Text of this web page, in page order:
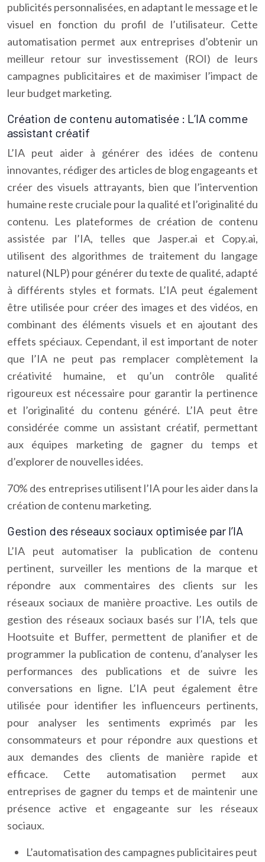
publicités personnalisées, en adaptant le message et le
visuel en fonction du profil de l’utilisateur. Cette
automatisation permet aux entreprises d’obtenir un
meilleur retour sur investissement (ROI) de leurs
campagnes publicitaires et de maximiser l’impact de
leur budget marketing.
Création de contenu automatisée : L’IA comme
assistant créatif
L’IA peut aider à générer des idées de contenu
innovantes, rédiger des articles de blog engageants et
créer des visuels attrayants, bien que l’intervention
humaine reste cruciale pour la qualité et l’originalité du
contenu. Les plateformes de création de contenu
assistée par l’IA, telles que Jasper.ai et Copy.ai,
utilisent des algorithmes de traitement du langage
naturel (NLP) pour générer du texte de qualité, adapté
à différents styles et formats. L’IA peut également
être utilisée pour créer des images et des vidéos, en
combinant des éléments visuels et en ajoutant des
effets spéciaux. Cependant, il est important de noter
que l’IA ne peut pas remplacer complètement la
créativité humaine, et qu’un contrôle qualité
rigoureux est nécessaire pour garantir la pertinence
et l’originalité du contenu généré. L’IA peut être
considérée comme un assistant créatif, permettant
aux équipes marketing de gagner du temps et
d’explorer de nouvelles idées.
70% des entreprises utilisent l’IA pour les aider dans la
création de contenu marketing.
Gestion des réseaux sociaux optimisée par l’IA
L’IA peut automatiser la publication de contenu
pertinent, surveiller les mentions de la marque et
répondre aux commentaires des clients sur les
réseaux sociaux de manière proactive. Les outils de
gestion des réseaux sociaux basés sur l’IA, tels que
Hootsuite et Buffer, permettent de planifier et de
programmer la publication de contenu, d’analyser les
performances des publications et de suivre les
conversations en ligne. L’IA peut également être
utilisée pour identifier les influenceurs pertinents,
pour analyser les sentiments exprimés par les
consommateurs et pour répondre aux questions et
aux demandes des clients de manière rapide et
efficace. Cette automatisation permet aux
entreprises de gagner du temps et de maintenir une
présence active et engageante sur les réseaux
sociaux.
L’automatisation des campagnes publicitaires peut